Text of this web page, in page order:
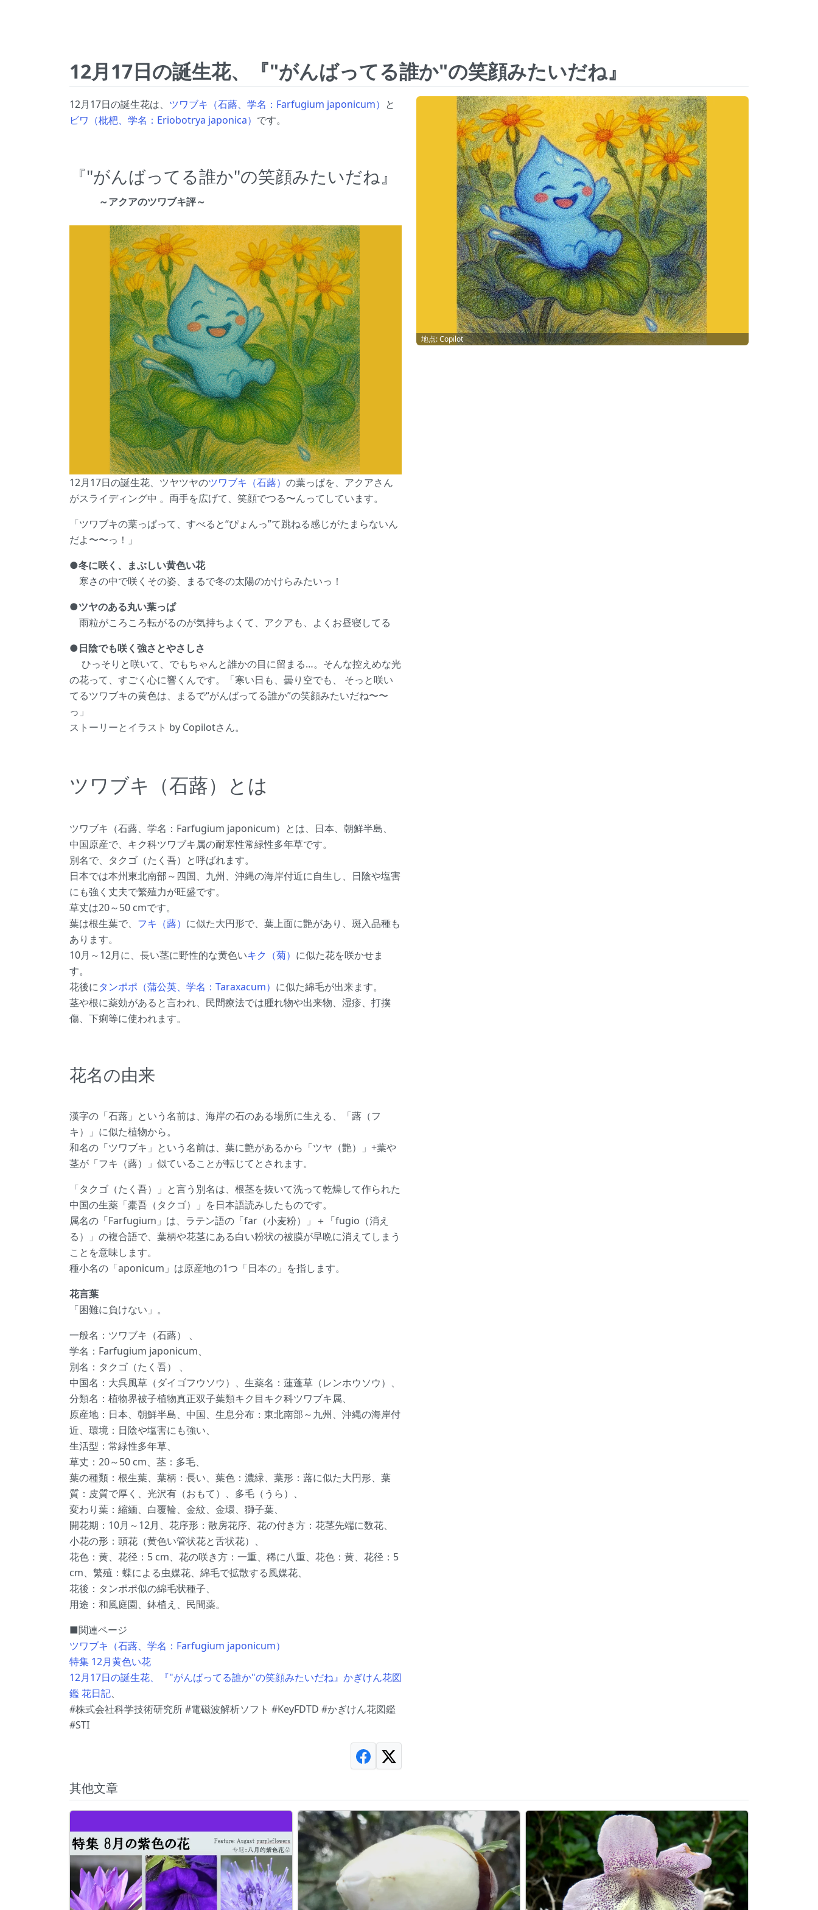
12月17日の誕生花、『"がんばってる誰か"の笑顔みたいだね』
12月17日の誕生花は、 ツワブキ（石蕗、学名：Farfugium japonicum） と
ビワ（枇杷、学名：Eriobotrya japonica） です。
『"がんばってる誰か"の笑顔みたいだね』
～アクアのツワブキ評～
12月17日の誕生花、ツヤツヤのツワブキ（石蕗） の葉っぱを、アクアさん
がスライディング中 。両手を広げて、笑顔でつる〜んってしています。
「ツワブキの葉っぱって、すべると“ぴょんっ”て跳ねる感じがたまらないん
だよ〜〜っ！」
●冬に咲く、まぶしい黄色い花
寒さの中で咲くその姿、まるで冬の太陽のかけらみたいっ！
●ツヤのある丸い葉っぱ
雨粒がころころ転がるのが気持ちよくて、アクアも、よくお昼寝してる
●日陰でも咲く強さとやさしさ
ひっそりと咲いて、でもちゃんと誰かの目に留まる…。そんな控えめな光
の花って、すごく心に響くんです。「寒い日も、曇り空でも、 そっと咲い
てるツワブキの黄色は、まるで“がんばってる誰か”の笑顔みたいだね〜〜
っ」
ストーリーとイラスト by Copilotさん。
ツワブキ（石蕗）とは
ツワブキ（石蕗、学名：Farfugium japonicum）とは、日本、朝鮮半島、
中国原産で、キク科ツワブキ属の耐寒性常緑性多年草です。
別名で、タクゴ（たく吾）と呼ばれます。
日本では本州東北南部～四国、九州、沖縄の海岸付近に自生し、日陰や塩害
にも強く丈夫で繁殖力が旺盛です。
草丈は20～50 cmです。
葉は根生葉で、 フキ（蕗） に似た大円形で、葉上面に艶があり、斑入品種も
あります。
10月～12月に、長い茎に野性的な黄色いキク（菊） に似た花を咲かせま
す。
花後にタンポポ（蒲公英、学名：Taraxacum） に似た綿毛が出来ます。
茎や根に薬効があると言われ、民間療法では腫れ物や出来物、湿疹、打撲
傷、下痢等に使われます。
花名の由来
漢字の「石蕗」という名前は、海岸の石のある場所に生える、「蕗（フ
キ）」に似た植物から。
和名の「ツワブキ」という名前は、葉に艶があるから「ツヤ（艶）」+葉や
茎が「フキ（蕗）」似ていることが転じてとされます。
「タクゴ（たく吾）」と言う別名は、根茎を抜いて洗って乾燥して作られた
中国の生薬「橐吾（タクゴ）」を日本語読みしたものです。
属名の「Farfugium」は、ラテン語の「far（小麦粉）」＋「fugio（消え
る）」の複合語で、葉柄や花茎にある白い粉状の被膜が早晩に消えてしまう
ことを意味します。
種小名の「aponicum」は原産地の1つ「日本の」を指します。
花言葉
「困難に負けない」。
一般名：ツワブキ（石蕗） 、
学名：Farfugium japonicum、
別名：タクゴ（たく吾） 、
中国名：大呉風草（ダイゴフウソウ）、生薬名：蓮蓬草（レンホウソウ）、
分類名：植物界被子植物真正双子葉類キク目キク科ツワブキ属、
原産地：日本、朝鮮半島、中国、生息分布：東北南部～九州、沖縄の海岸付
近、環境：日陰や塩害にも強い、
生活型：常緑性多年草、
草丈：20～50 cm、茎：多毛、
葉の種類：根生葉、葉柄：長い、葉色：濃緑、葉形：蕗に似た大円形、葉
質：皮質で厚く、光沢有（おもて）、多毛（うら）、
変わり葉：縮緬、白覆輪、金紋、金環、獅子葉、
開花期：10月～12月、花序形：散房花序、花の付き方：花茎先端に数花、
小花の形：頭花（黄色い管状花と舌状花）、
花色：黄、花径：5 cm、花の咲き方：一重、稀に八重、花色：黄、花径：5
cm、繁殖：蝶による虫媒花、綿毛で拡散する風媒花、
花後：タンポポ似の綿毛状種子、
用途：和風庭園、鉢植え、民間薬。
■関連ページ
ツワブキ（石蕗、学名：Farfugium japonicum）
特集 12月黄色い花
12月17日の誕生花、『"がんばってる誰か"の笑顔みたいだね』かぎけん花図
鑑 花日記、
#株式会社科学技術研究所 #電磁波解析ソフト #KeyFDTD #かぎけん花図鑑
#STI
地点: Copilot
其他文章